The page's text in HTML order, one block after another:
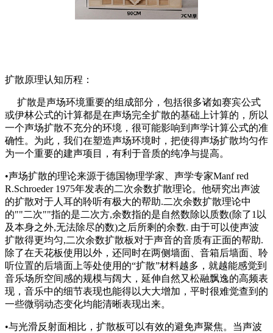
扩散原理认知历程：
扩散是声场环境重要的组成部分，包括很多诸如赛宾公式
或伊林公式的计算都是在声场完全扩散的基础上计算的，所以
一个声场扩散不充分的环境，很可能影响到声学计算公式的准
确性。为此，我们在塑造声场环境时，把使得声场扩散均匀作
为一个重要的建声项目，有利于音质的纯净与提高。
•声场扩散的理论来源于德国物理学家、声学专家Manf red
R.Schroeder 1975年发表的二次余数扩散理论。他研究出声波
的扩散对于人耳的聆听有极大的帮助.二次余数扩散理论中
的""二次""指的是二次方,余数指的是自然数除以质数(除了1以
及本身之外,无法除尽的数)之后所剩的余数. 由于可以使声波
扩散得更均匀,二次余数扩散板对于声音的音质有正面的帮助.
除了在天花板使用以外，还同时在两侧墙面、音箱后墙面、聆
听位置的后墙面上等处使用的“扩散”材料越多，就越能感觉到
音乐场所空间感的规模与阔大，延伸自然又松融飘逸的高频表
现，音乐中的细节表现也能得以大大增加，平时很难觉查到的
一些微弱动态变化均能清晰表现出来。
•与光滑反射面相比，扩散板可以有效的避免声聚焦。当声波